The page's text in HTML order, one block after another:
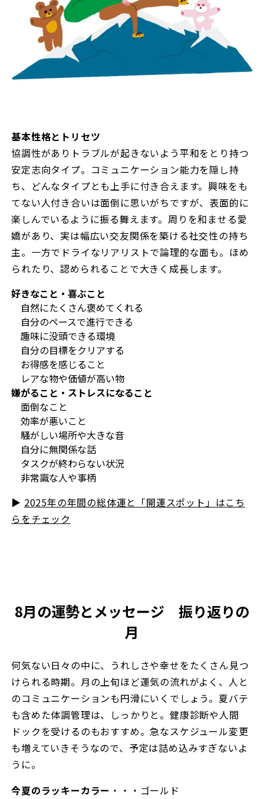
基本性格とトリセツ
協調性がありトラブルが起きないよう平和をとり持つ
安定志向タイプ。コミュニケーション能力を隠し持
ち、どんなタイプとも上手に付き合えます。興味をも
てない人付き合いは面倒に思いがちですが、表面的に
楽しんでいるように振る舞えます。周りを和ませる愛
嬌があり、実は幅広い交友関係を築ける社交性の持ち
主。一方でドライなリアリストで論理的な面も。ほめ
られたり、認められることで大きく成長します。
好きなこと・喜ぶこと
自然にたくさん褒めてくれる
自分のペースで進行できる
趣味に没頭できる環境
自分の目標をクリアする
お得感を感じること
レアな物や価値が高い物
嫌がること・ストレスになること
面倒なこと
効率が悪いこと
騒がしい場所や大きな音
自分に無関係な話
タスクが終わらない状況
非常識な人や事柄
▶︎ 2025年の年間の総体運と「開運スポット」はこち
らをチェック
8月の運勢とメッセージ 振り返りの
月
何気ない日々の中に、うれしさや幸せをたくさん見つ
けられる時期。月の上旬ほど運気の流れがよく、人と
のコミュニケーションも円滑にいくでしょう。夏バテ
も含めた体調管理は、しっかりと。健康診断や人間
ドックを受けるのもおすすめ。急なスケジュール変更
も増えていきそうなので、予定は詰め込みすぎないよ
うに。
今夏のラッキーカラー ・・・ゴールド